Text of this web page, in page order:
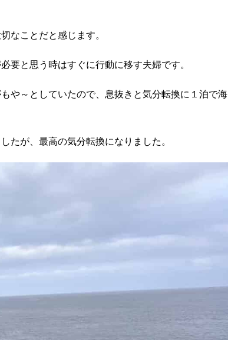
なことだと感じます。
要と思う時はすぐに行動に移す夫婦です。
や～としていたので、息抜きと気分転換に１泊で海
たが、最高の気分転換になりました。